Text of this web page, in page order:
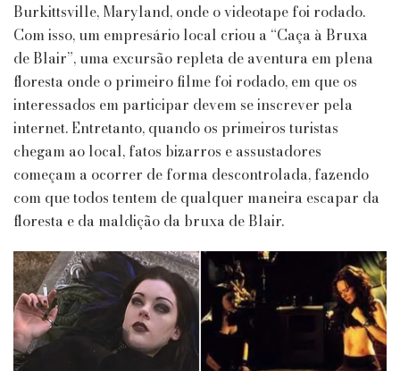
Burkittsville, Maryland, onde o videotape foi rodado.
Com isso, um empresário local criou a “Caça à Bruxa
de Blair”, uma excursão repleta de aventura em plena
floresta onde o primeiro filme foi rodado, em que os
interessados em participar devem se inscrever pela
internet. Entretanto, quando os primeiros turistas
chegam ao local, fatos bizarros e assustadores
começam a ocorrer de forma descontrolada, fazendo
com que todos tentem de qualquer maneira escapar da
floresta e da maldição da bruxa de Blair.